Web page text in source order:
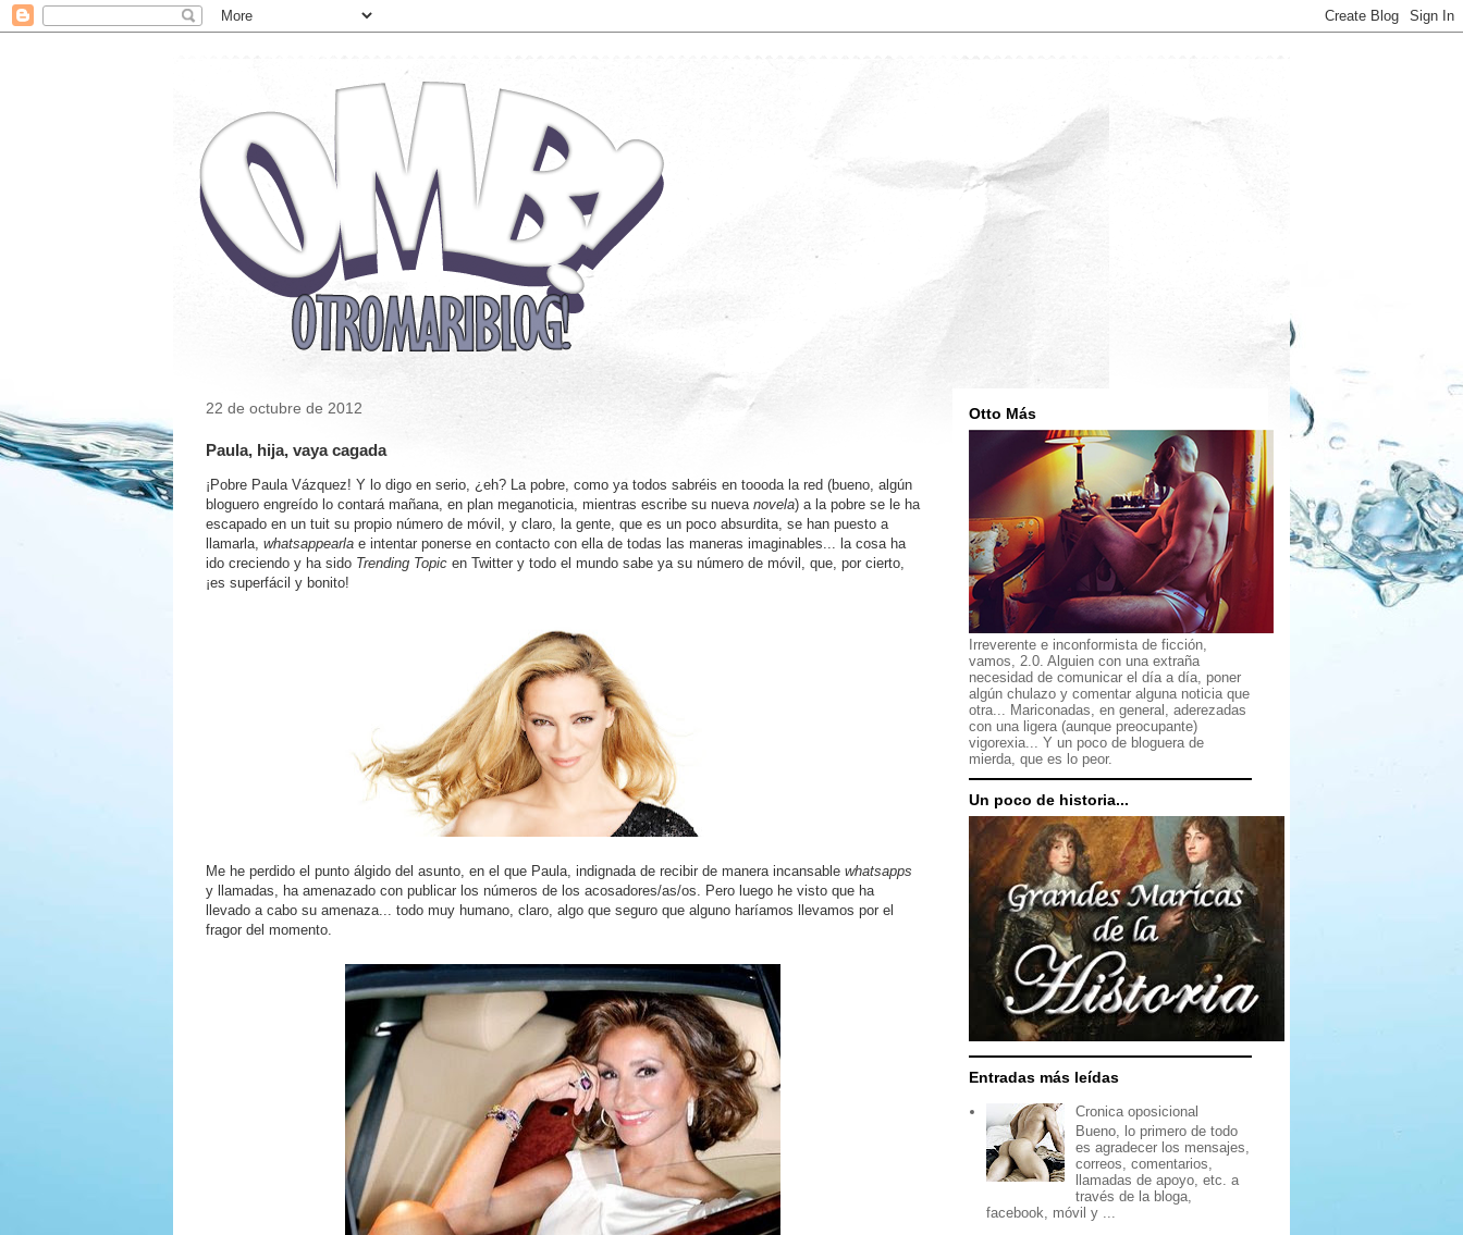
22 de octubre de 2012
Paula, hija, vaya cagada
¡Pobre Paula Vázquez! Y lo digo en serio, ¿eh? La pobre, como ya todos sabréis en toooda la red (bueno, algún
bloguero engreído lo contará mañana, en plan meganoticia, mientras escribe su nueva novela) a la pobre se le ha
escapado en un tuit su propio número de móvil, y claro, la gente, que es un poco absurdita, se han puesto a
llamarla, whatsappearla e intentar ponerse en contacto con ella de todas las maneras imaginables... la cosa ha
ido creciendo y ha sido Trending Topic en Twitter y todo el mundo sabe ya su número de móvil, que, por cierto,
¡es superfácil y bonito!
Me he perdido el punto álgido del asunto, en el que Paula, indignada de recibir de manera incansable whatsapps
y llamadas, ha amenazado con publicar los números de los acosadores/as/os. Pero luego he visto que ha
llevado a cabo su amenaza... todo muy humano, claro, algo que seguro que alguno haríamos llevamos por el
fragor del momento.
Otto Más
Irreverente e inconformista de ficción,
vamos, 2.0. Alguien con una extraña
necesidad de comunicar el día a día, poner
algún chulazo y comentar alguna noticia que
otra... Mariconadas, en general, aderezadas
con una ligera (aunque preocupante)
vigorexia... Y un poco de bloguera de
mierda, que es lo peor.
Un poco de historia...
Entradas más leídas
Cronica oposicional
Bueno, lo primero de todo
es agradecer los mensajes,
correos, comentarios,
llamadas de apoyo, etc. a
través de la bloga,
facebook, móvil y ...